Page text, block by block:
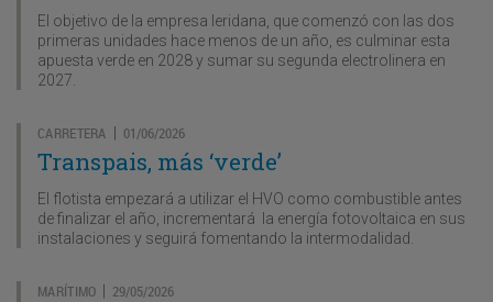
El objetivo de la empresa leridana, que comenzó con las dos
primeras unidades hace menos de un año, es culminar esta
apuesta verde en 2028 y sumar su segunda electrolinera en
2027.
CARRETERA | 01/06/2026
Transpais, más ‘verde’
El flotista empezará a utilizar el HVO como combustible antes
de finalizar el año, incrementará la energía fotovoltaica en sus
instalaciones y seguirá fomentando la intermodalidad.
MARÍTIMO | 29/05/2026